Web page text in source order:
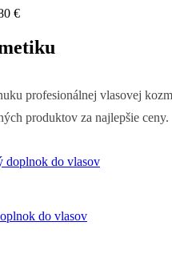
€
profesionálnej vlasovej
produktov za najlepšie ceny.
do vlasov